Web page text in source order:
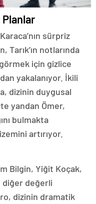
Planlar
sürpriz
notlarında
için gizlice
yakalanıyor. İkili
dizinin duygusal
yandan Ömer,
bulmakta
artırıyor.
Bilgin, Yiğit Koçak,
diğer değerli
dizinin dramatik